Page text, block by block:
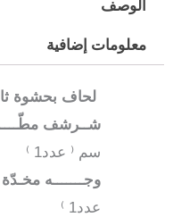
مفرد
الوصف
معلومات إضافية
لحاف بحشوة
شــرشف
سم ⁽ عدد1 ⁾
وجـــــــه
عدد1 ⁾